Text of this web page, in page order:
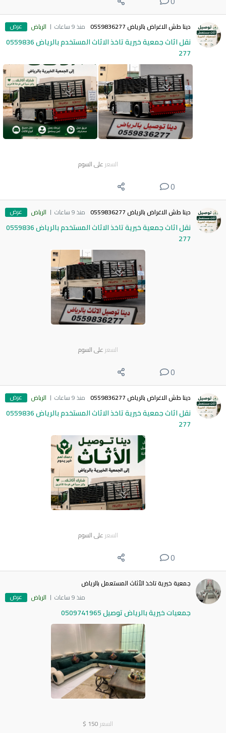
دينا طش الاغراض بالرياض 0559836277 منذ 9 ساعات الرياض عرض
نقل اثاث جمعية خيرية تاخذ الاثاث المستخدم بالرياض 0559836
277
السعر على السوم
0
دينا طش الاغراض بالرياض 0559836277 منذ 9 ساعات الرياض عرض
نقل اثاث جمعية خيرية تاخذ الاثاث المستخدم بالرياض 0559836
277
السعر على السوم
0
دينا طش الاغراض بالرياض 0559836277 منذ 9 ساعات الرياض عرض
نقل اثاث جمعية خيرية تاخذ الاثاث المستخدم بالرياض 0559836
277
السعر على السوم
0
جمعية خيرية تاخذ الأثاث المستعمل بالرياض
منذ 9 ساعات
الرياض عرض
جمعيات خيرية بالرياض توصيل 0509741965
السعر 150
$